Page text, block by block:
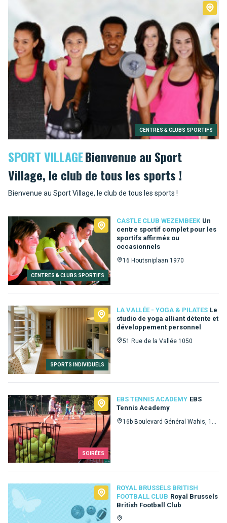
CENTRES & CLUBS SPORTIFS
SPORT VILLAGEBienvenue au Sport
Village, le club de tous les sports !
Bienvenue au Sport Village, le club de tous les sports !
CENTRES & CLUBS SPORTIFS
CASTLE CLUB WEZEMBEEK Un
centre sportif complet pour les
sportifs affirmés ou
occasionnels
16 Houtsniplaan 1970
SPORTS INDIVIDUELS
LA VALLÉE - YOGA & PILATES Le
studio de yoga alliant détente et
développement personnel
51 Rue de la Vallée 1050
SOIRÉES
EBS TENNIS ACADEMY EBS
Tennis Academy
16b Boulevard Général Wahis, 16b 1030
ROYAL BRUSSELS BRITISH
FOOTBALL CLUB Royal Brussels
British Football Club